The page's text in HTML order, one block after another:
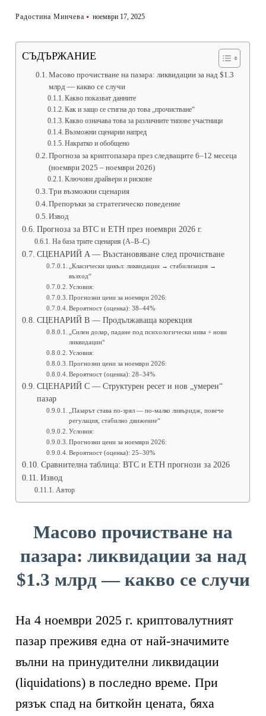
Радостина Минчева ноември 17, 2025
СЪДЪРЖАНИЕ
Масово прочистване на пазара: ликвидации за над $1.3
млрд — какво се случи
Какво показват данните
Как и защо се стигна до това „прочистване“
Какво означава това за различните типове участници
Възможни сценарии напред
Накратко и обобщено
Прогноза за криптопазара през следващите 6–12 месеца
(ноември 2025 – ноември 2026)
Ключови драйвери и рискове
Три възможни сценария
Препоръки за стратегическо поведение
Извод
Прогноза за BTC и ETH през ноември 2026 г.
На база трите сценария (A–B–C)
СЦЕНАРИЙ A — Възстановяване след прочистване
„Класически цикъл: ликвидации → стабилизация →
възход“
Условия:
Прогнозни цени за ноември 2026:
Вероятност (оценка): 38–44%
СЦЕНАРИЙ B — Продължаваща корекция
„Силен долар, падане под психологически нива + нови
ликвидации“
Условия:
Прогнозни цени за ноември 2026:
Вероятност (оценка): 28–34%
СЦЕНАРИЙ C — Структурен ресет и нов „умерен“
пазар
„Пазарът става по-зрял — по-малко ливъридж, повече
регулация, стабилно движение“
Условия:
Прогнозни цени за ноември 2026:
Вероятност (оценка): 25–30%
Сравнителна таблица: BTC и ETH прогнози за 2026
Извод
Автор
Масово прочистване на
пазара: ликвидации за над
$1.3 млрд— какво се случи
На 4 ноември 2025 г. криптовалутният
пазар преживя една от най-значимите
вълни на принудителни ликвидации
(liquidations) в последно време. При
рязък спад на биткойн цената, бяха